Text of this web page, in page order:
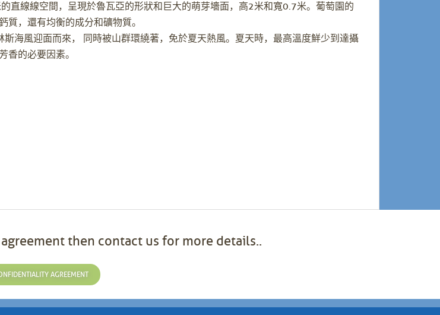
直線線空間，呈現於魯瓦亞的形狀和巨大的萌芽墻面，高2米和寬0.7米。葡萄園的
，還有均衡的成分和礦物質。
海風迎面而來， 同時被山群環繞著，免於夏天熱風。夏天時，最高溫度鮮少到達攝
香的必要因素。
then contact us for more details..
AGREEMENT